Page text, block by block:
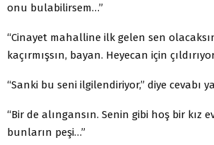
onu bulabilirsem…”
“Cinayet mahalline ilk gelen sen
kaçırmışsın, bayan. Heyecan için
“Sanki bu seni ilgilendiriyor,” diye cevabı
“Bir de alıngansın. Senin gibi hoş bir kız
bunların peşi…”